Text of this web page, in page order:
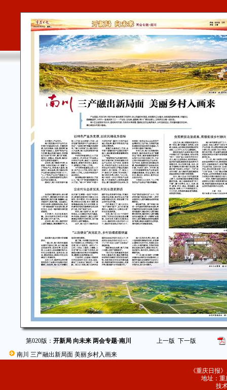
第020版：开新局 向未来 两会专题·南川 上一版 下一版
南川 三产融出新局面 美丽乡村入画来
《重庆日报
地址：重
技